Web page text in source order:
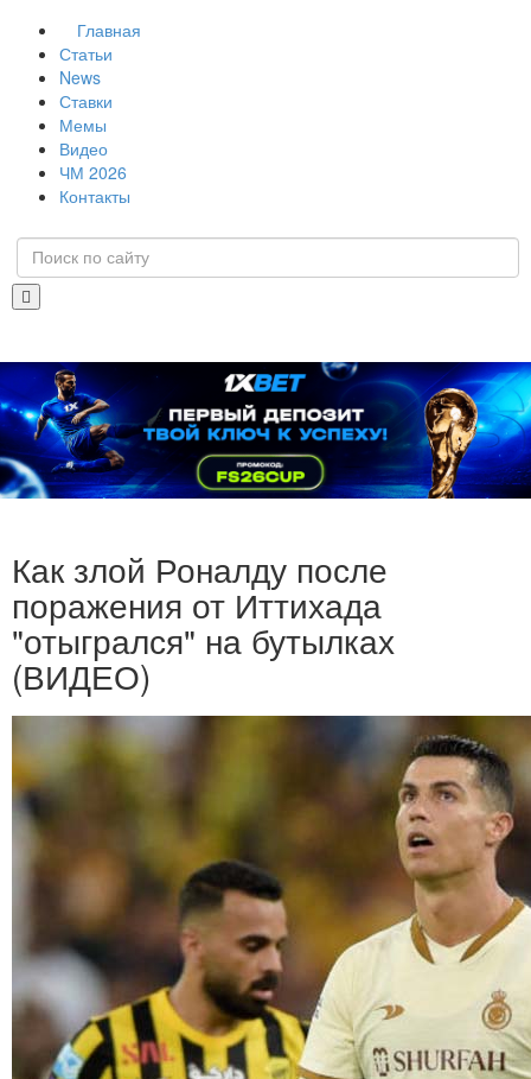
Главная
Статьи
News
Ставки
Мемы
Видео
ЧМ 2026
Контакты
Как злой Роналду после
поражения от Иттихада
"отыгрался" на бутылках
(ВИДЕО)